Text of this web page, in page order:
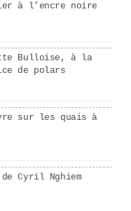
à l’encre noire
Bulloise, à la
de polars
sur les quais à
Cyril Nghiem